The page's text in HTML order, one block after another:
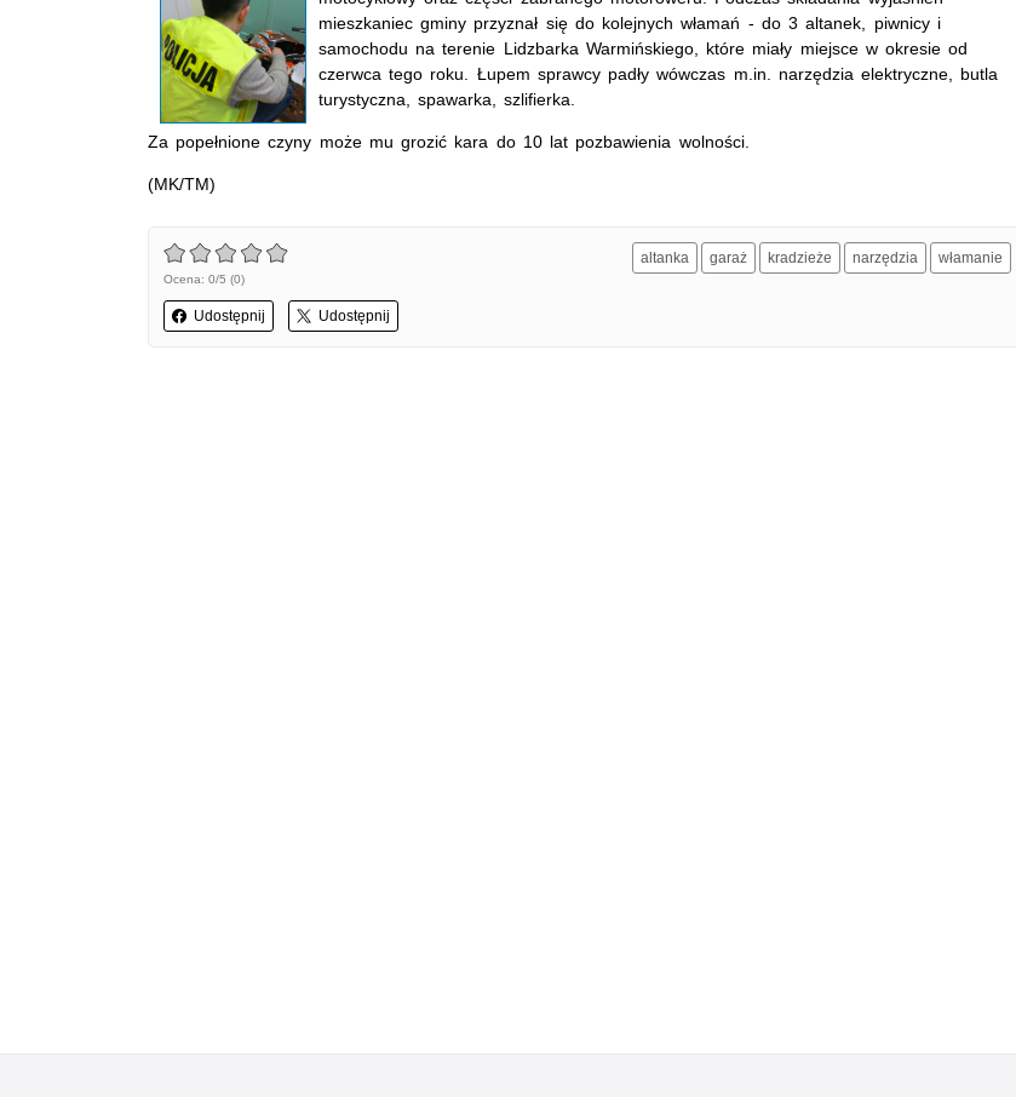
mieszkaniec gminy przyznał się do kolejnych włamań - do 3 altanek, piwnicy i
samochodu na terenie Lidzbarka Warmińskiego, które miały miejsce w okresie od
czerwca tego roku. Łupem sprawcy padły wówczas m.in. narzędzia elektryczne, butla
turystyczna, spawarka, szlifierka.
Za popełnione czyny może mu grozić kara do 10 lat pozbawienia wolności.
(MK/TM)
Ocena: 0/5 (0)
Udostępnij Udostępnij
altanka garaż kradzieże narzędzia włamanie